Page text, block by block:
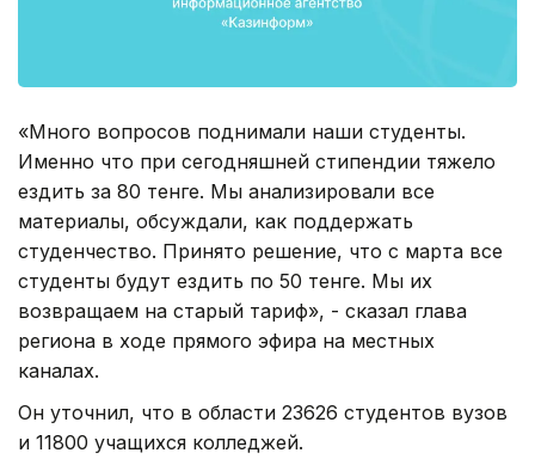
«Много вопросов поднимали наши студенты.
Именно что при сегодняшней стипендии тяжело
ездить за 80 тенге. Мы анализировали все
материалы, обсуждали, как поддержать
студенчество. Принято решение, что с марта все
студенты будут ездить по 50 тенге. Мы их
возвращаем на старый тариф», - сказал глава
региона в ходе прямого эфира на местных
каналах.
Он уточнил, что в области 23626 студентов вузов
и 11800 учащихся колледжей.